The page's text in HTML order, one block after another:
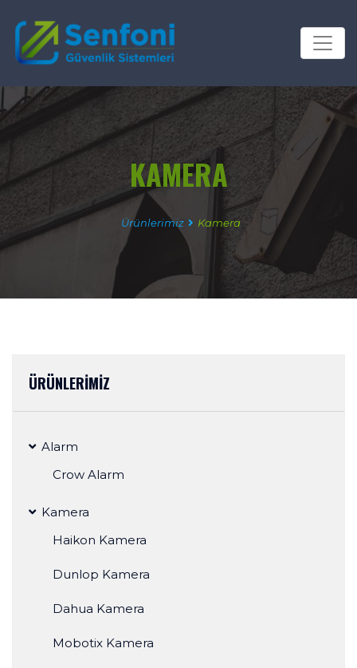
KAMERA
Ürünlerimiz Kamera
ÜRÜNLERİMİZ
Alarm
Crow Alarm
Kamera
Haikon Kamera
Dunlop Kamera
Dahua Kamera
Mobotix Kamera